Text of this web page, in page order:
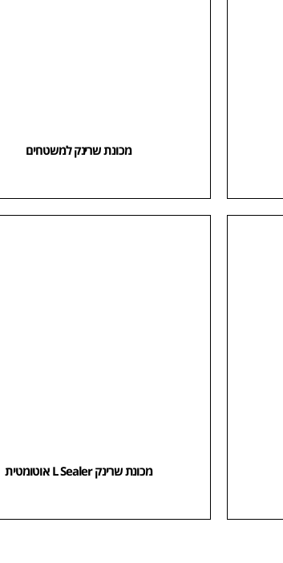
מכונת שרינק למשטחים
מכונת שרינק L Sealer אוטומטית